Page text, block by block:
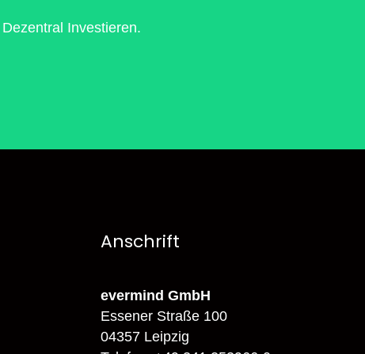
Investieren.
Anschrift
evermind GmbH
Essener Straße 100
04357 Leipzig